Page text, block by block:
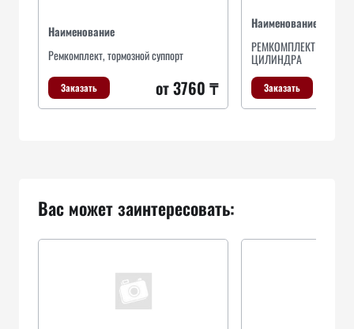
Наименование
Ремкомплект, тормозной суппорт
Заказать от 3760 ₸
Наименование
РЕМКОМПЛЕКТ
ЦИЛИНДРА
Заказать
Вас может заинтересовать: